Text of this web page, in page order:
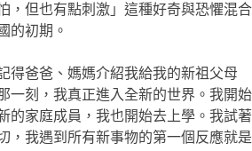
，但也有點刺激」這種好奇與恐懼混合
的初期。
得爸爸、媽媽介紹我給我的新祖父母
一刻，我真正進入全新的世界。我開始
的家庭成員，我也開始去上學。我試著
，我遇到所有新事物的第一個反應就是